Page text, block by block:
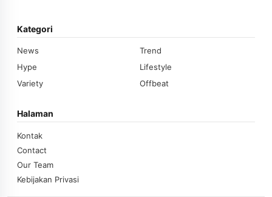
Kategori
News
Trend
Hype
Lifestyle
Variety
Offbeat
Halaman
Kontak
Contact
Our Team
Kebijakan Privasi